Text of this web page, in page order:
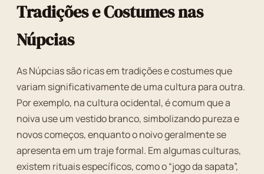
Tradições e Costumes nas
Núpcias
As Núpcias são ricas em tradições e costumes que
variam significativamente de uma cultura para outra.
Por exemplo, na cultura ocidental, é comum que a
noiva use um vestido branco, simbolizando pureza e
novos começos, enquanto o noivo geralmente se
apresenta em um traje formal. Em algumas culturas,
existem rituais específicos, como o “jogo da sapata”,